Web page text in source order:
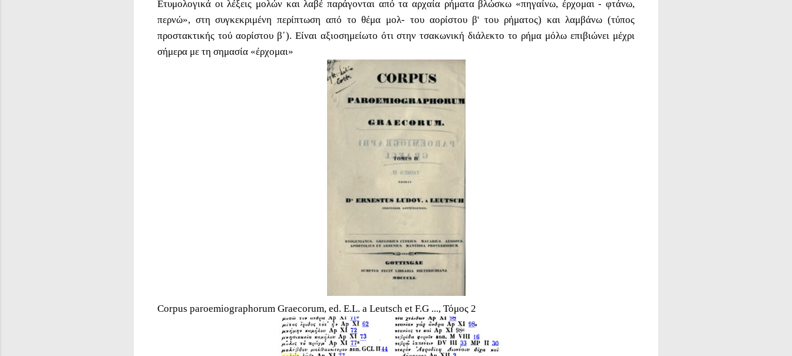
Ετυμολογικά οι λέξεις μολών και λαβέ παράγονται από τα αρχαία ρήματα βλώσκω «πηγαίνω, έρχομαι - φτάνω,
περνώ», στη συγκεκριμένη περίπτωση από το θέμα μολ- του αορίστου β' του ρήματος) και λαμβάνω (τύπος
προστακτικής τού αορίστου β΄). Είναι αξιοσημείωτο ότι στην τσακωνική διάλεκτο το ρήμα μόλω επιβιώνει μέχρι
σήμερα με τη σημασία «έρχομαι»
Corpus paroemiographorum Graecorum, ed. E.L. a Leutsch et F.G ..., Τόμος 2